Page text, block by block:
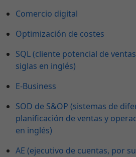
Comercio digital
Optimización de costes
SQL (cliente potencial de
siglas en inglés)
E-Business
SOD de S&OP (sistemas de
planificación de ventas y
en inglés)
AE (ejecutivo de cuentas, por